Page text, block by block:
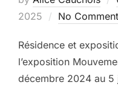
2025
No
Résidence et
l’exposition
décembre 2024 au 5